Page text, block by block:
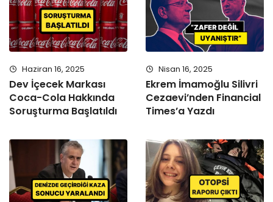
Haziran 16, 2025
Dev İçecek Markası
Coca-Cola Hakkında
Soruşturma Başlatıldı
Nisan 16, 2025
Ekrem İmamoğlu Silivri
Cezaevi’nden Financial
Times’a Yazdı